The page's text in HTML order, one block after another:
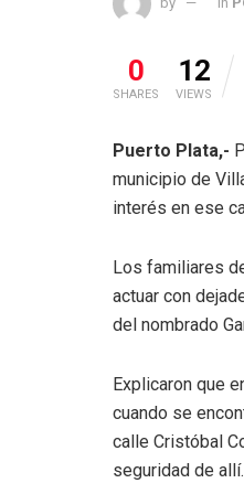
0
SHARES
12
VIEWS
Puerto Plata,-
municipio de
interés en ese
Los familiares
actuar con
del nombrado
Explicaron que
cuando se
calle Cristóbal
seguridad de allí.